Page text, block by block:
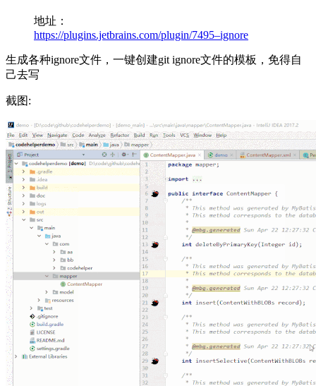
地址：
https://plugins.jetbrains.com/plugin/7495–ignore
生成各种ignore文件，一键创建git ignore文件的模板，免得自
己去写
截图: